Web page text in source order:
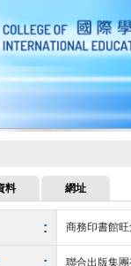
料 網址
: 商務印書館
: 聯合出版集團